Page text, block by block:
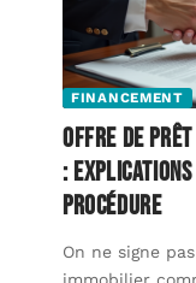
FINANCEMENT
Offre de
:
procédure
On ne signe